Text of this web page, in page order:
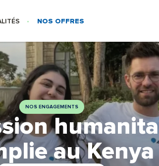
NOS OFFRES
NOS ENGAGEMENTS
au Kenya